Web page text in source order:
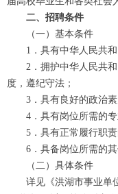
二、招聘条件
（一）基本条件
1．具有中华人民共和
2．拥护中华人民共和
度，遵纪守法；
3．具有良好的政治素
4．具有岗位所需的专
5．具有正常履行职责
6．具备岗位所需的其
（二）具体条件
详见《洪湖市事业单位